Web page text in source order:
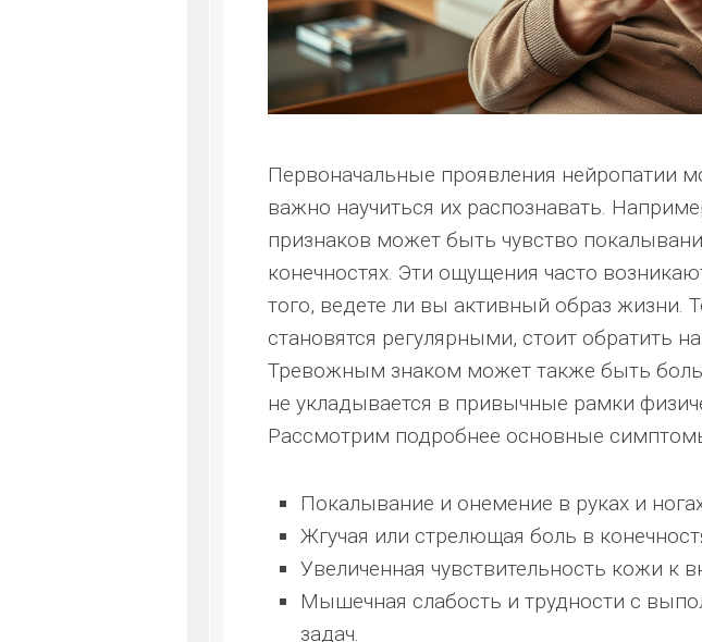
Первоначальные проявления нейропатии
важно научиться их распознавать.
признаков может быть чувство
конечностях. Эти ощущения часто
того, ведете ли вы активный образ жизни.
становятся регулярными, стоит обратить
Тревожным знаком может также быть боль
не укладывается в привычные рамки
Рассмотрим подробнее основные
Покалывание и онемение в руках и
Жгучая или стрелющая боль в
Увеличенная чувствительность кожи к
Мышечная слабость и трудности с
задач.